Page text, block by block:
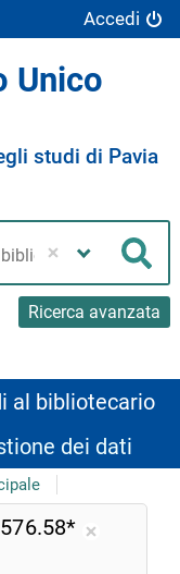
Accedi
Unico
studi di Pavia
Ricerca avanzata
al bibliotecario
dei dati
576.58*